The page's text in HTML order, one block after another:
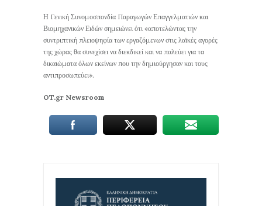
Η Γενική Συνομοσπονδία Παραγωγών Επαγγελματιών και
Βιομηχανικών Ειδών σημειώνει ότι «αποτελώντας την
συντριπτική πλειοψηφία των εργαζόμενων στις λαϊκές αγορές
της χώρας θα συνεχίσει να διεκδικεί και να παλεύει για τα
δικαιώματα όλων εκείνων που την δημιούργησαν και τους
αντιπροσωπεύει».
OT.gr Newsroom